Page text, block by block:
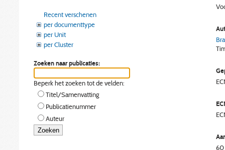
Recent verschenen
per documenttype
per Unit
per Cluster
Zoeken naar publicaties:
Beperk het zoeken tot de velden:
Titel/Samenvatting
Publicatienummer
Auteur
60